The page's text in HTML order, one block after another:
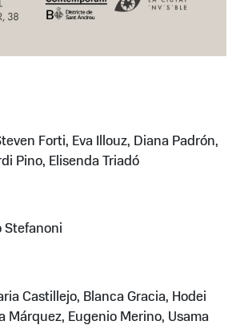
Forti, Eva Illouz, Diana Padrón,
Pino, Elisenda Triadó
Stefanoni
Castillejo, Blanca Gracia, Hodei
Márquez, Eugenio Merino, Usama